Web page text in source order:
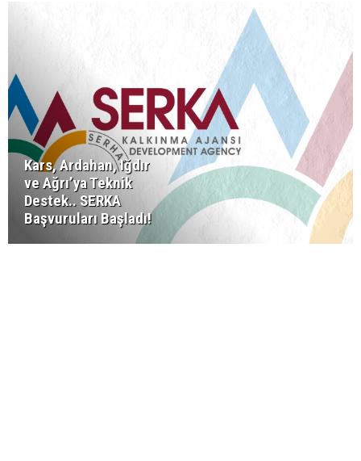
Kars, Ardahan, Iğdır
ve Ağrı’ya Teknik
Destek.. SERKA
Başvuruları Başladı!